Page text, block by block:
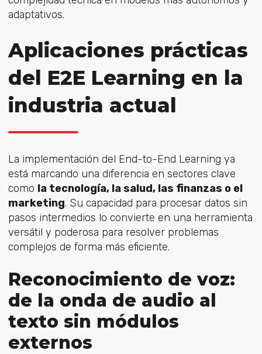
adaptativos.
Aplicaciones prácticas
del E2E Learning en la
industria actual
La implementación del End-to-End Learning ya
está marcando una diferencia en sectores clave
como la tecnología, la salud, las finanzas o el
marketing. Su capacidad para procesar datos sin
pasos intermedios lo convierte en una herramienta
versátil y poderosa para resolver problemas
complejos de forma más eficiente.
Reconocimiento de voz:
de la onda de audio al
texto sin módulos
externos